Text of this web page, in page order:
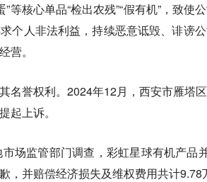
等核心单品“检出农残”“假有机”，致使
个人非法利益，持续恶意诋毁、诽谤
营。
名誉权利。2024年12月，西安市雁塔
起上诉。
场监管部门调查，彩虹星球有机产品
并赔偿经济损失及维权费用共计9.78